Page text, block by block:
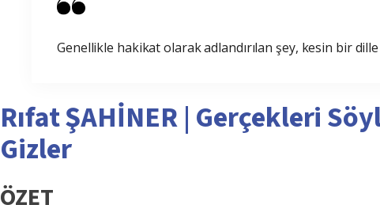
Genellikle hakikat olarak adlandırılan şey, kesin bir
Rıfat ŞAHİNER | Gerçekleri
Gizler
ÖZET